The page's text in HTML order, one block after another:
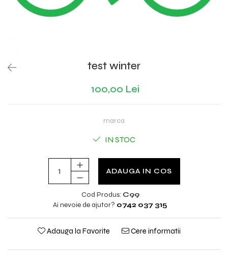
test winter
100,00 Lei
marca
IN STOC
ADAUGA IN COS
Cod Produs: C99
Ai nevoie de ajutor? 0742 037 315
Adauga la Favorite Cere informatii